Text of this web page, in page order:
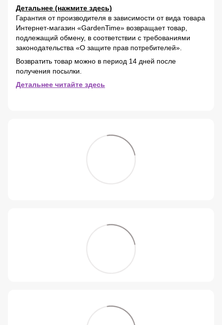
Детальнее (нажмите здесь)
Гарантия от производителя в зависимости от вида товара
Интернет-магазин «GardenTime» возвращает товар,
подлежащий обмену, в соответствии с требованиями
законодательства «О защите прав потребителей».
Возвратить товар можно в период 14 дней после
получения посылки.
Детальнее читайте здесь